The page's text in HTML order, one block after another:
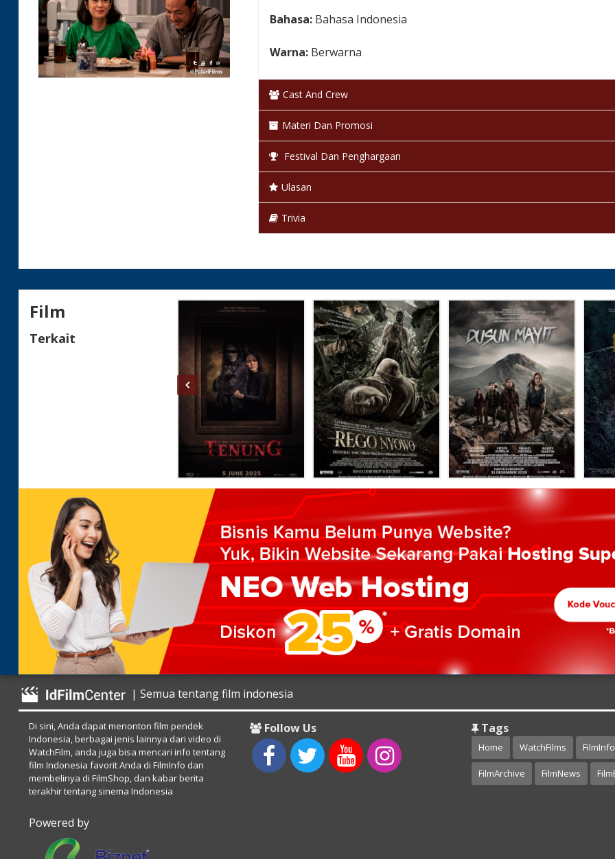
Bahasa: Bahasa Indonesia
Warna: Berwarna
Cast And Crew
Materi Dan Promosi
Festival Dan Penghargaan
Ulasan
Trivia
Film
Terkait
| Semua tentang film indonesia
Di sini, Anda dapat menonton film pendek
Indonesia, berbagai jenis lainnya dari video di
WatchFilm, anda juga bisa mencari info tentang
film Indonesia favorit Anda di FilmInfo dan
membelinya di FilmShop, dan kabar berita
terakhir tentang sinema Indonesia
Powered by
Follow Us Tags
Home WatchFilms FilmInfo
FilmArchive FilmNews